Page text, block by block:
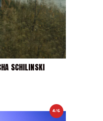
SCHILINSKI
4/6